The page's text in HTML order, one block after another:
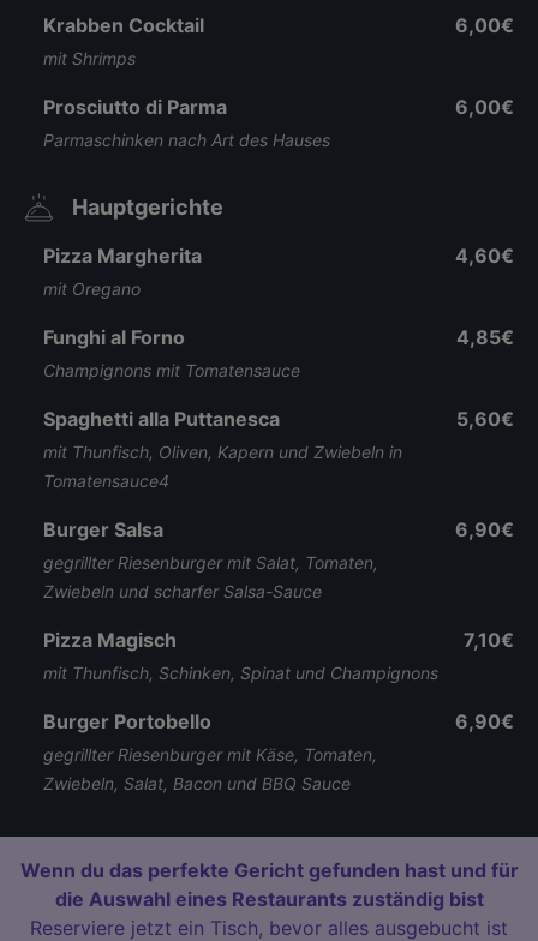
Krabben Cocktail
mit Shrimps
6,00€
Prosciutto di Parma
Parmaschinken nach Art des Hauses
6,00€
Hauptgerichte
Pizza Margherita
mit Oregano
4,60€
Funghi al Forno
Champignons mit Tomatensauce
4,85€
Spaghetti alla Puttanesca
mit Thunfisch, Oliven, Kapern und Zwiebeln in
Tomatensauce4
5,60€
Burger Salsa
gegrillter Riesenburger mit Salat, Tomaten,
Zwiebeln und scharfer Salsa-Sauce
6,90€
Pizza Magisch
mit Thunfisch, Schinken, Spinat und Champignons
7,10€
Burger Portobello
gegrillter Riesenburger mit Käse, Tomaten,
Zwiebeln, Salat, Bacon und BBQ Sauce
6,90€
Wenn du das perfekte Gericht gefunden hast und für
die Auswahl eines Restaurants zuständig bist
Reserviere jetzt ein Tisch, bevor alles ausgebucht ist